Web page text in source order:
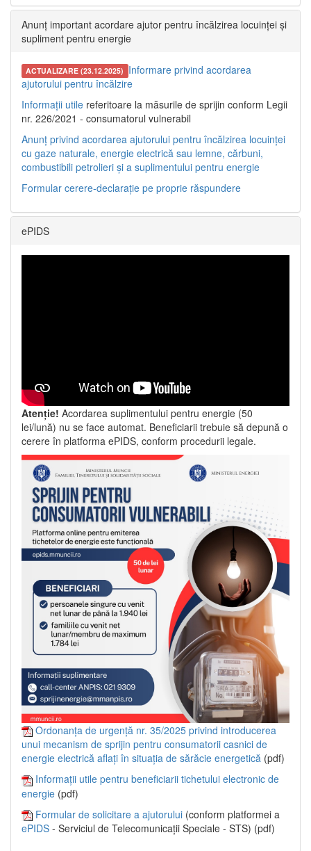
Anunț important acordare ajutor pentru încălzirea locuinței și
supliment pentru energie
ACTUALIZARE (23.12.2025) Informare privind acordarea
ajutorului pentru încălzire
Informații utile referitoare la măsurile de sprijin conform Legii
nr. 226/2021 - consumatorul vulnerabil
Anunț privind acordarea ajutorului pentru încălzirea locuinței
cu gaze naturale, energie electrică sau lemne, cărbuni,
combustibili petrolieri și a suplimentului pentru energie
Formular cerere-declarație pe proprie răspundere
ePIDS
Atenție! Acordarea suplimentului pentru energie (50
lei/lună) nu se face automat. Beneficiarii trebuie să depună o
cerere în platforma ePIDS, conform procedurii legale.
Ordonanța de urgență nr. 35/2025 privind introducerea
unui mecanism de sprijin pentru consumatorii casnici de
energie electrică aflați în situația de sărăcie energetică (pdf)
Informații utile pentru beneficiarii tichetului electronic de
energie (pdf)
Formular de solicitare a ajutorului (conform platformei a
ePIDS - Serviciul de Telecomunicații Speciale - STS) (pdf)